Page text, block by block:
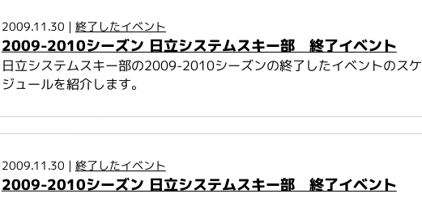
2009.11.30 | 終了したイベント
2009-2010シーズン 日立システムスキー部 終了イベント
日立システムスキー部の2009-2010シーズンの終了したイベントのスケ
ジュールを紹介します。
2009.11.30 | 終了したイベント
2009-2010シーズン 日立システムスキー部 終了イベント